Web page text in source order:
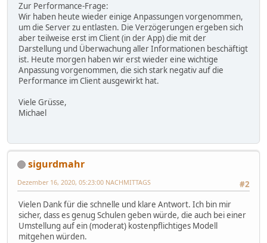
Zur Performance-Frage:
Wir haben heute wieder einige Anpassungen vorgenommen,
um die Server zu entlasten. Die Verzögerungen ergeben sich
aber teilweise erst im Client (in der App) die mit der
Darstellung und Überwachung aller Informationen beschäftigt
ist. Heute morgen haben wir erst wieder eine wichtige
Anpassung vorgenommen, die sich stark negativ auf die
Performance im Client ausgewirkt hat.
Viele Grüsse,
Michael
sigurdmahr
#2
Dezember 16, 2020, 05:23:00 NACHMITTAGS
Vielen Dank für die schnelle und klare Antwort. Ich bin mir
sicher, dass es genug Schulen geben würde, die auch bei einer
Umstellung auf ein (moderat) kostenpflichtiges Modell
mitgehen würden.